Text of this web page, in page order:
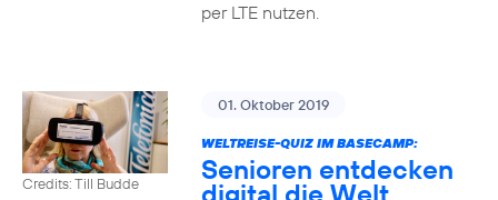
per LTE nutzen.
Credits: Till Budde
01. Oktober 2019
WELTREISE-QUIZ IM BASECAMP:
Senioren entdecken
digital die Welt